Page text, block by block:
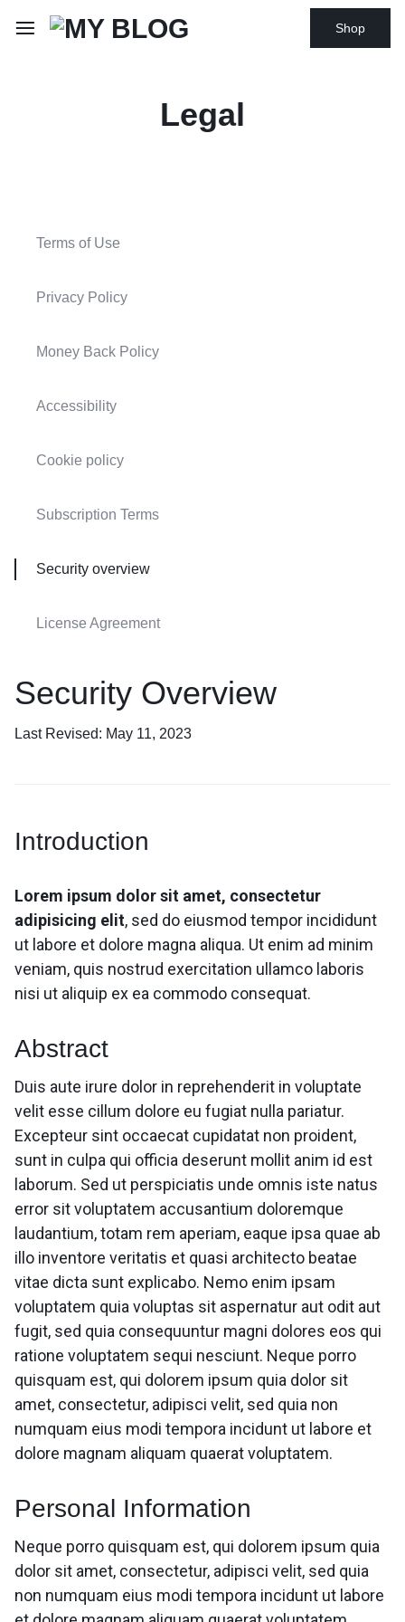
Shop
Legal
Terms of Use
Privacy Policy
Money Back Policy
Accessibility
Cookie policy
Subscription Terms
Security overview
License Agreement
Security Overview
Last Revised: May 11, 2023
Introduction
Lorem ipsum dolor sit amet, consectetur
adipisicing elit, sed do eiusmod tempor incididunt
ut labore et dolore magna aliqua. Ut enim ad minim
veniam, quis nostrud exercitation ullamco laboris
nisi ut aliquip ex ea commodo consequat.
Abstract
Duis aute irure dolor in reprehenderit in voluptate
velit esse cillum dolore eu fugiat nulla pariatur.
Excepteur sint occaecat cupidatat non proident,
sunt in culpa qui officia deserunt mollit anim id est
laborum. Sed ut perspiciatis unde omnis iste natus
error sit voluptatem accusantium doloremque
laudantium, totam rem aperiam, eaque ipsa quae ab
illo inventore veritatis et quasi architecto beatae
vitae dicta sunt explicabo. Nemo enim ipsam
voluptatem quia voluptas sit aspernatur aut odit aut
fugit, sed quia consequuntur magni dolores eos qui
ratione voluptatem sequi nesciunt. Neque porro
quisquam est, qui dolorem ipsum quia dolor sit
amet, consectetur, adipisci velit, sed quia non
numquam eius modi tempora incidunt ut labore et
dolore magnam aliquam quaerat voluptatem.
Personal Information
Neque porro quisquam est, qui dolorem ipsum quia
dolor sit amet, consectetur, adipisci velit, sed quia
non numquam eius modi tempora incidunt ut labore